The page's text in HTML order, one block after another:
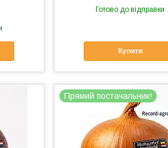
Готово до відправки
Купити
Прямий постачальник!